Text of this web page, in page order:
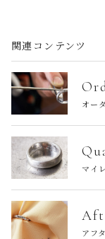
関連コンテンツ
オー
マイ
アフ